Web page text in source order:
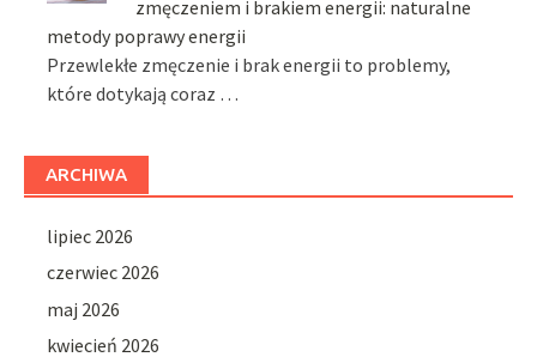
zmęczeniem i brakiem energii: naturalne
metody poprawy energii
Przewlekłe zmęczenie i brak energii to problemy,
które dotykają coraz …
ARCHIWA
lipiec 2026
czerwiec 2026
maj 2026
kwiecień 2026